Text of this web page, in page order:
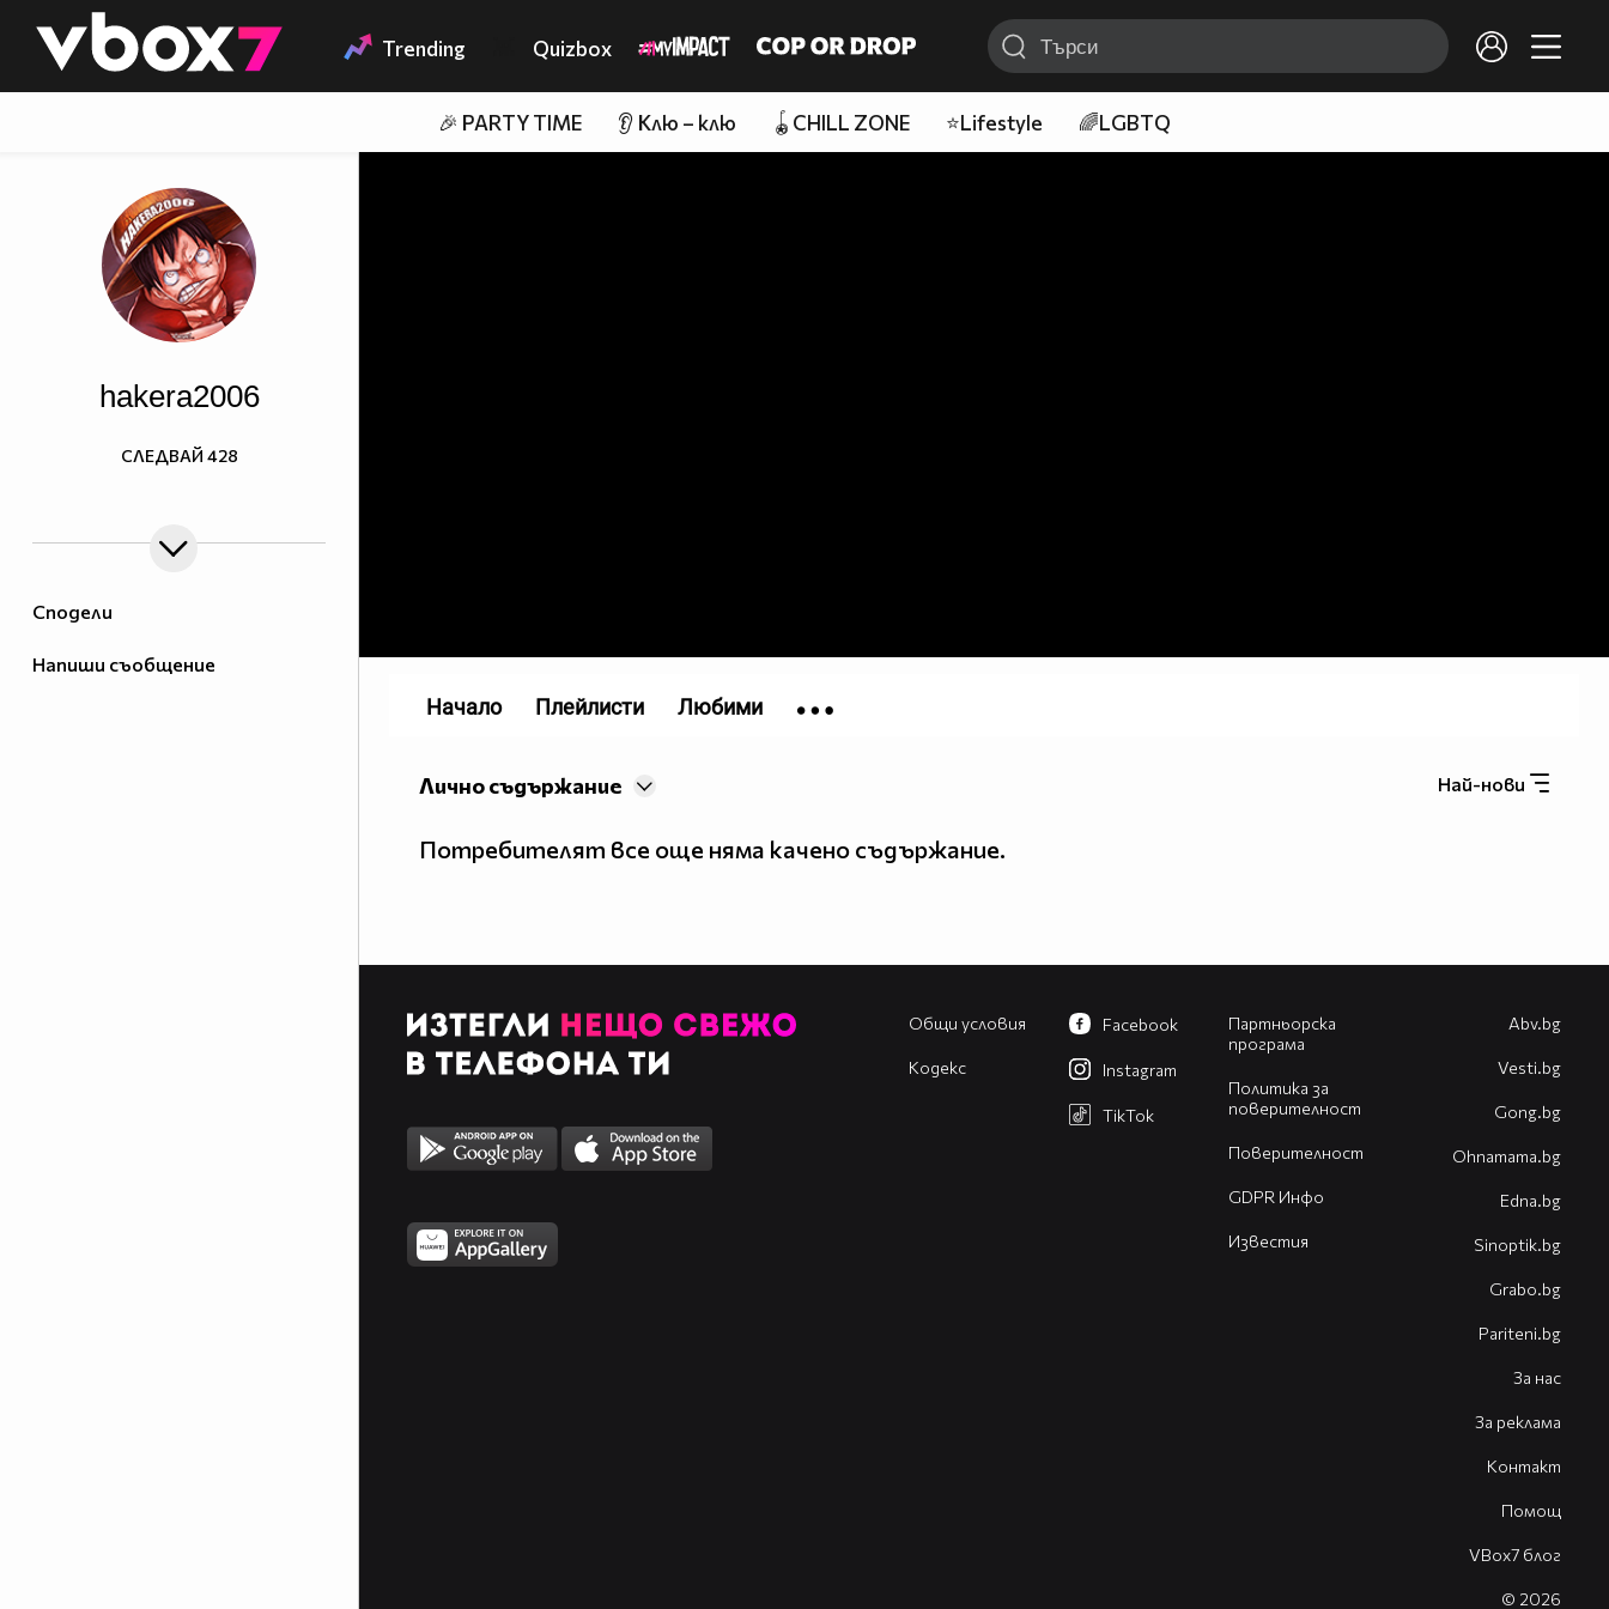
👾 Trending Quizbox
🎉 PARTY TIME 👂 Клю – клю 🪀CHILL ZONE ⭐Lifestyle 🌈LGBTQ
Сподели
Напиши съобщение
hakera2006
СЛЕДВАЙ 428
Най-нови
Лично съдържание
Потребителят все още няма качено съдържание.
Начало Плейлисти Любими
Общи условия
Кодекс
Партньорска
програма
Политика за
поверителност
Поверителност
GDPR Инфо
Известия
Facebook
Instagram
TikTok
Abv.bg
Vesti.bg
Gong.bg
Оhnamama.bg
Edna.bg
Sinoptik.bg
Grabo.bg
Pariteni.bg
За нас
За реклама
Контакт
Помощ
VBox7 блог
© 2026